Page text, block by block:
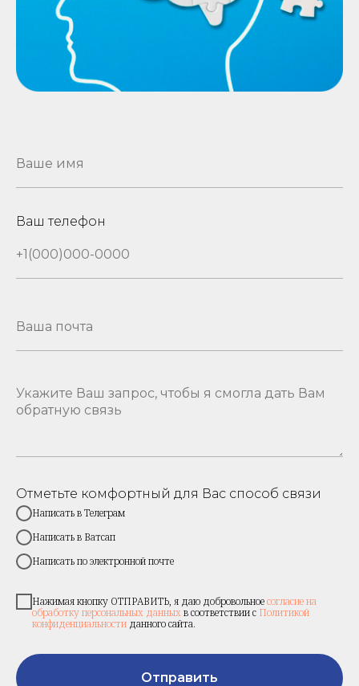
Ваш телефон
Отметьте комфортный для Вас способ связи
Написать в Телеграм
Написать в Ватсап
Написать по электронной почте
Нажимая кнопку ОТПРАВИТЬ, я даю добровольноесогласие на
обработку персональных данныхв соответствии с Политикой
конфиденциальности данного сайта.
Отправить